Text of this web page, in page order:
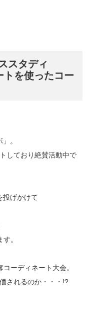
スタディ
トを使ったコー
。
しており絶賛活動中で
投げかけて
。
ーディネート大会。
されるのか・・・!?